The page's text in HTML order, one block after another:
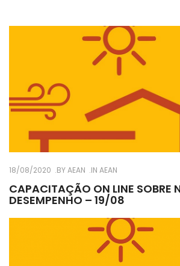
18/08/2020 BYAEAN IN AEAN
CAPACITAÇÃO ON LINE SOBRE
DESEMPENHO – 19/08